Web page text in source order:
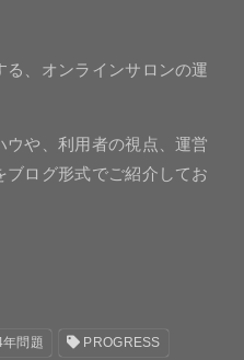
る、オンラインサロンの運
や、利用者の視点、運営
ログ形式でご紹介してお
問題 PROGRESS